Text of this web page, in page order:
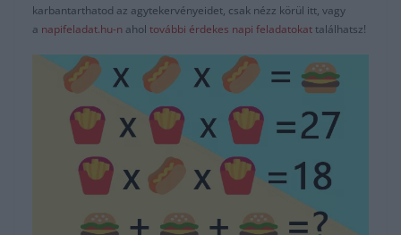
karbantarthatod az agytekervényeidet, csak nézz körül itt, vagy
a napifeladat.hu-n ahol további érdekes napi feladatokattalálhatsz!